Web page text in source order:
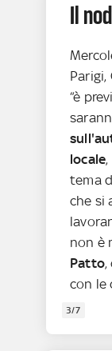
Il
“è
locale
tema
che si
non è
Patto,
con le
3/7